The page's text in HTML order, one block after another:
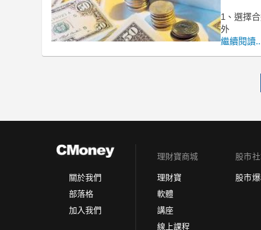
1、選擇
外
繼續閱讀
關於我們
部落格
加入我們
理財寶商城
理財寶
軟體
講座
線上課程
股市
股市